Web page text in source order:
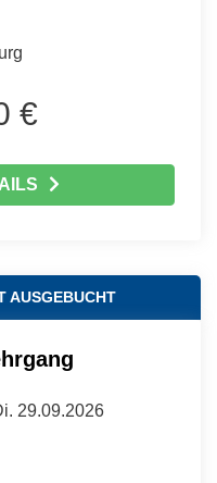
€
AUSGEBUCHT
29.09.2026